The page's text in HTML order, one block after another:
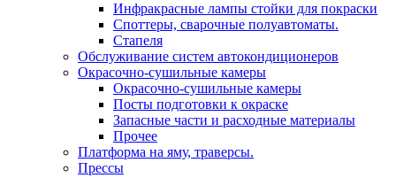
Инфракрасные лампы стойки для покраски
Споттеры, сварочные полуавтоматы.
Стапеля
Обслуживание систем автокондиционеров
Окрасочно-сушильные камеры
Окрасочно-сушильные камеры
Посты подготовки к окраске
Запасные части и расходные материалы
Прочее
Платформа на яму, траверсы.
Прессы